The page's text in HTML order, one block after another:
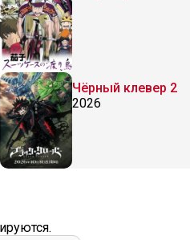
Чёрный клевер 2
2026